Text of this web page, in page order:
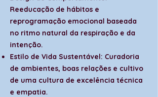
Reeducação de hábitos e
reprogramação emocional baseada
no ritmo natural da respiração e da
intenção.
Estilo de Vida Sustentável: Curadoria
de ambientes, boas relações e cultivo
de uma cultura de excelência técnica
e empatia.